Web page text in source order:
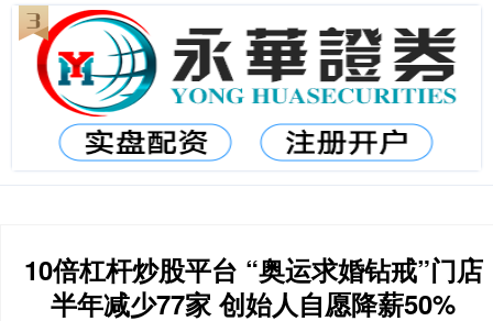
10倍杠杆炒股平台 “奥运求婚钻戒”门店
半年减少77家 创始人自愿降薪50%